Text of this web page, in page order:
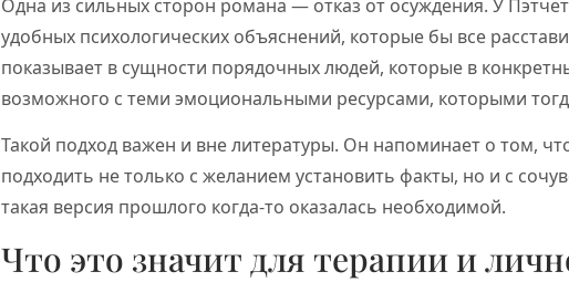
Одна из сильных сторон романа — отказ от осуждения. У
удобных психологических объяснений, которые бы все
показывает в сущности порядочных людей, которые в
возможного с теми эмоциональными ресурсами, которыми
Такой подход важен и вне литературы. Он напоминает о том,
подходить не только с желанием установить факты, но и с
такая версия прошлого когда-то оказалась необходимой.
Что это значит для терапии и